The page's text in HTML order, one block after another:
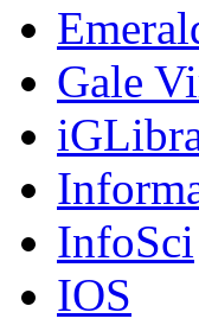
Gale
InfoSci
IOS